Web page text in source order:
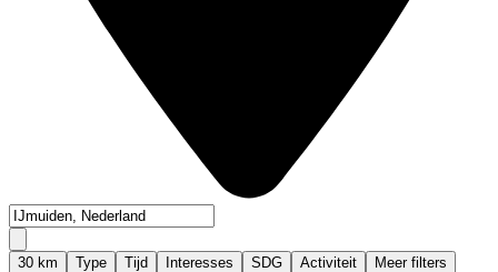
30 km Type Tijd Interesses SDG Activiteit Meer filters